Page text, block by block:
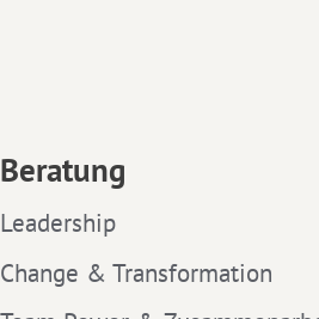
Beratung
Leadership
Change & Transformation